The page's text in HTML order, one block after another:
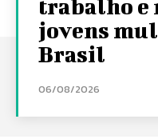
trabalho e
jovens
Brasil
06/08/2026